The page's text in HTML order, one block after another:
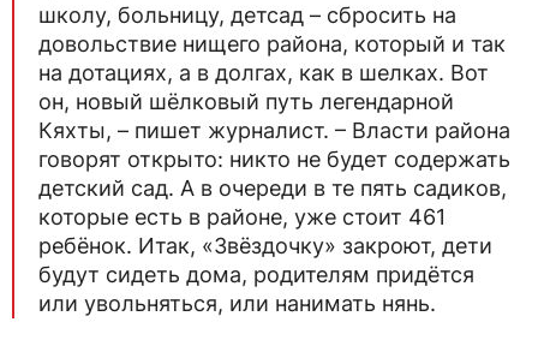
школу, больницу, детсад – сбросить на
довольствие нищего района, который и так
на дотациях, а в долгах, как в шелках. Вот
он, новый шёлковый путь легендарной
Кяхты, – пишет журналист. – Власти района
говорят открыто: никто не будет содержать
детский сад. А в очереди в те пять садиков,
которые есть в районе, уже стоит 461
ребёнок. Итак, «Звёздочку» закроют, дети
будут сидеть дома, родителям придётся
или увольняться, или нанимать нянь.